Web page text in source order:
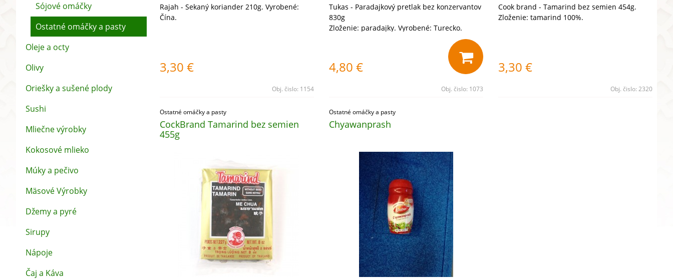
Rajah - Sekaný koriander 210g. Vyrobené:
Čína.
3,30 €
Obj. čislo: 1154
Tukas - Paradajkový pretlak bez konzervantov
830g
Zloženie: paradajky. Vyrobené: Turecko.
4,80 €
Obj. čislo: 1073
Cook brand - Tamarind bez semien 454g.
Zloženie: tamarind 100%.
3,30 €
Obj. čislo: 2320
Ostatné omáčky a pasty
CockBrand Tamarind bez semien
455g
Ostatné omáčky a pasty
Chyawanprash
Sójové omáčky
Ostatné omáčky a pasty
Oleje a octy
Olivy
Oriešky a sušené plody
Sushi
Mliečne výrobky
Kokosové mlieko
Múky a pečivo
Mäsové Výrobky
Džemy a pyré
Sirupy
Nápoje
Čaj a Káva